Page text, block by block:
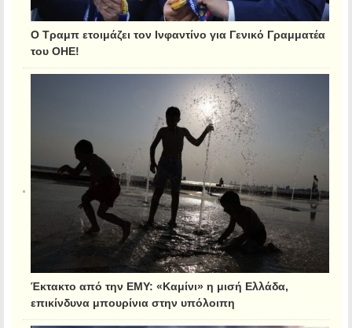
Ο Τραμπ ετοιμάζει τον Ινφαντίνο για Γενικό Γραμματέα
του ΟΗΕ!
Έκτακτο από την ΕΜΥ: «Καμίνι» η μισή Ελλάδα,
επικίνδυνα μπουρίνια στην υπόλοιπη